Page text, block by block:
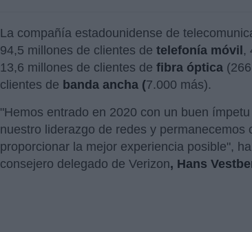
La compañía estadounidense de
94,5 millones de clientes de telefonía móvil,
13,6 millones de clientes de fibra óptica
clientes de banda ancha (7.000 más).
"Hemos entrado en 2020 con un buen
nuestro liderazgo de redes y permanecemos
proporcionar la mejor experiencia posible",
consejero delegado de Verizon, Hans